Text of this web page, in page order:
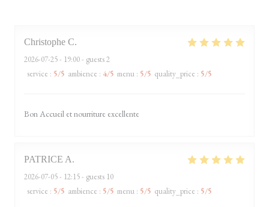
Christophe C
2026-07-25- 19:00 - guests 2
service : 5/5 ambience : 4/5 menu : 5/5 quality_price : 5/5
Bon Accueil et nourriture excellente
PATRICE A
2026-07-05- 12:15 - guests 10
service : 5/5 ambience : 5/5 menu : 5/5 quality_price : 5/5